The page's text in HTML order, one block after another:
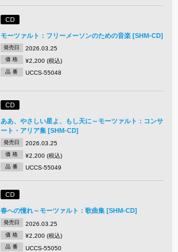
CD
モーツァルト：フリーメーソンのための音楽 [SHM-CD]
発売日 2026.03.25
価 格 ¥2,200 (税込)
品 番 UCCS-55048
CD
ああ、やさしい星よ、もし天に～モーツァルト：コンサ
ート・アリア集 [SHM-CD]
発売日 2026.03.25
価 格 ¥2,200 (税込)
品 番 UCCS-55049
CD
春への憧れ～モーツァルト：歌曲集 [SHM-CD]
発売日 2026.03.25
価 格 ¥2,200 (税込)
品 番 UCCS-55050